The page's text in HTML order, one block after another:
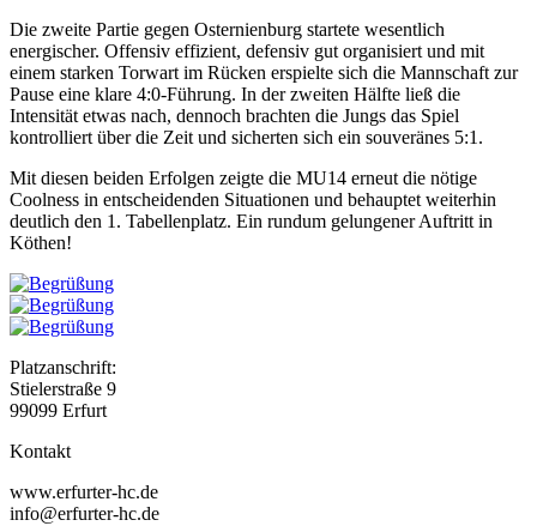
Die zweite Partie gegen Osternienburg startete wesentlich
energischer. Offensiv effizient, defensiv gut organisiert und mit
einem starken Torwart im Rücken erspielte sich die Mannschaft zur
Pause eine klare 4:0-Führung. In der zweiten Hälfte ließ die
Intensität etwas nach, dennoch brachten die Jungs das Spiel
kontrolliert über die Zeit und sicherten sich ein souveränes 5:1.
Mit diesen beiden Erfolgen zeigte die MU14 erneut die nötige
Coolness in entscheidenden Situationen und behauptet weiterhin
deutlich den 1. Tabellenplatz. Ein rundum gelungener Auftritt in
Köthen!
Platzanschrift:
Stielerstraße 9
99099 Erfurt
Kontakt
www.erfurter-hc.de
info@erfurter-hc.de